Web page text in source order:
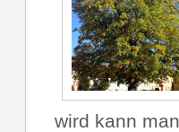
wird kann